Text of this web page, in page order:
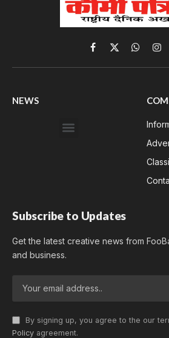
Facebook
X
(Twitter)
NEWS
Subscribe to Updates
Get the latest creative news from
and business.
By signing up, you agree to the our
Policy agreement.